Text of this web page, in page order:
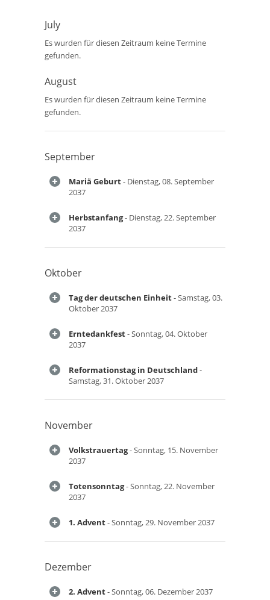
July
Es wurden für diesen Zeitraum keine Termine
gefunden.
August
Es wurden für diesen Zeitraum keine Termine
gefunden.
September
Mariä Geburt- Dienstag, 08. September
2037
Herbstanfang- Dienstag, 22. September
2037
Oktober
Tag der deutschen Einheit- Samstag, 03.
Oktober 2037
Erntedankfest- Sonntag, 04. Oktober
2037
Reformationstag in Deutschland-
Samstag, 31. Oktober 2037
November
Volkstrauertag- Sonntag, 15. November
2037
Totensonntag- Sonntag, 22. November
2037
1. Advent- Sonntag, 29. November 2037
Dezember
2. Advent- Sonntag, 06. Dezember 2037